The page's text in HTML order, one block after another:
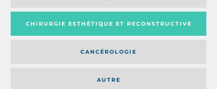
AUTRE
CHIRURGIE ESTHÉTIQUE ET RECONSTRUCTIVE
CANCÉROLOGIE